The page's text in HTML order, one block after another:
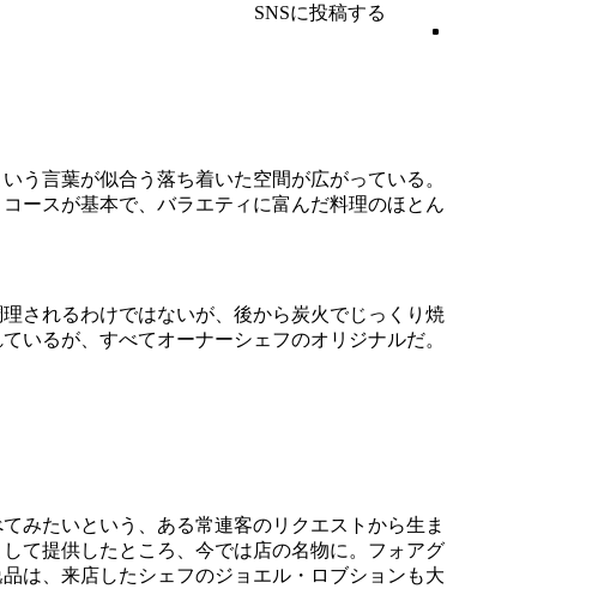
SNSに投稿する
う言葉が似合う落ち着いた空間が広がっている。
ースが基本で、バラエティに富んだ料理のほとん
されるわけではないが、後から炭火でじっくり焼
いるが、すべてオーナーシェフのオリジナルだ。
みたいという、ある常連客のリクエストから生ま
て提供したところ、今では店の名物に。フォアグ
は、来店したシェフのジョエル・ロブションも大